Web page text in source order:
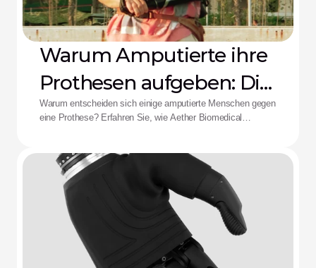
Warum Amputierte ihre
Prothesen aufgeben: Die
Aether-Lösung
Warum entscheiden sich einige amputierte Menschen gegen
eine Prothese? Erfahren Sie, wie Aether Biomedical